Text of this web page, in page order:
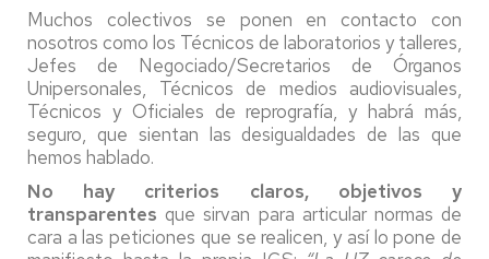
Muchos colectivos se ponen en contacto con
nosotros como los Técnicos de laboratorios y talleres,
Jefes de Negociado/Secretarios de Órganos
Unipersonales, Técnicos de medios audiovisuales,
Técnicos y Oficiales de reprografía, y habrá más,
seguro, que sientan las desigualdades de las que
hemos hablado.
No hay criterios claros, objetivos y
transparentesque sirvan para articular normas de
cara a las peticiones que se realicen, y así lo pone de